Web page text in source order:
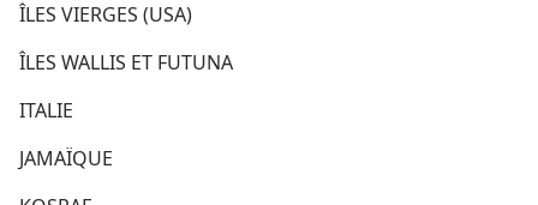
ÎLES VIERGES (USA)
ÎLES WALLIS ET FUTUNA
ITALIE
JAMAÏQUE